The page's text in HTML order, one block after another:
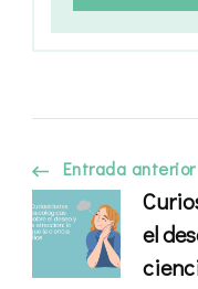
de
Entrada anterior
el